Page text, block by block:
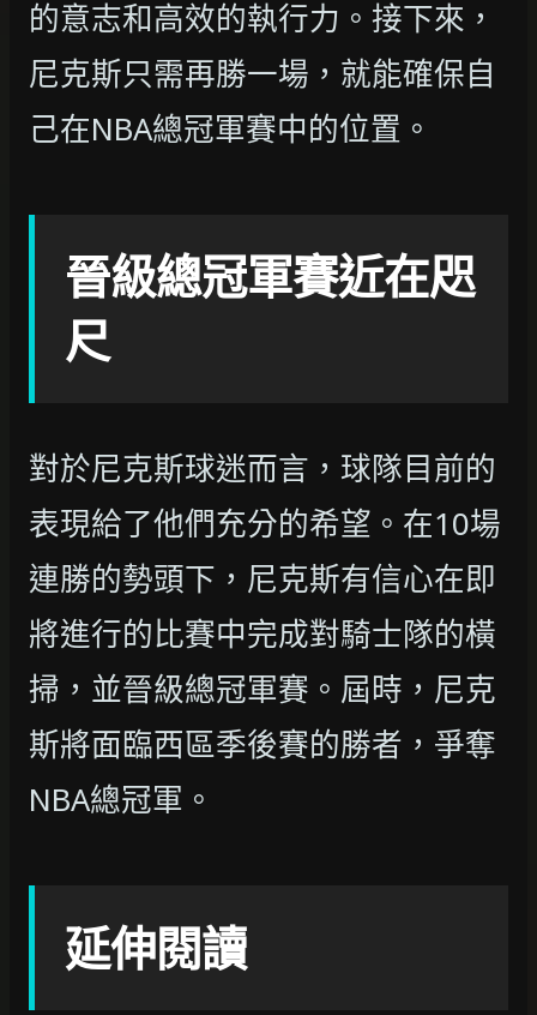
的意志和高效的執行力。接下來，
尼克斯只需再勝一場，就能確保自
己在NBA總冠軍賽中的位置。
晉級總冠軍賽近在咫
尺
對於尼克斯球迷而言，球隊目前的
表現給了他們充分的希望。在10場
連勝的勢頭下，尼克斯有信心在即
將進行的比賽中完成對騎士隊的橫
掃，並晉級總冠軍賽。屆時，尼克
斯將面臨西區季後賽的勝者，爭奪
NBA總冠軍。
延伸閱讀